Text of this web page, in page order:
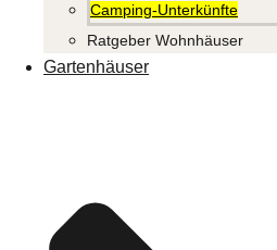
Camping-Unterkünfte
Ratgeber Wohnhäuser
Gartenhäuser